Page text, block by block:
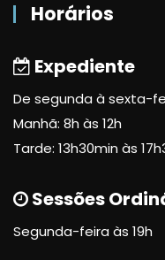
Horários
Expediente
De segunda à sexta-
Manhã: 8h às 12h
Tarde: 13h30min às
Sessões
Segunda-feira às 19h